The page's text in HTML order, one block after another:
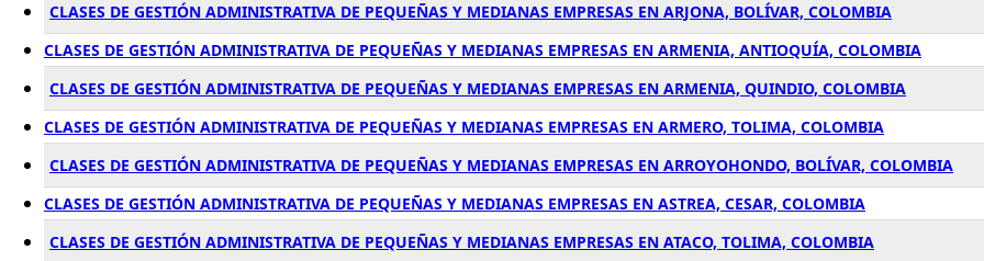
CLASES DE GESTIÓN ADMINISTRATIVA DE PEQUEÑAS Y MEDIANAS EMPRESAS EN ARJONA, BOLÍVAR, COLOMBIA
CLASES DE GESTIÓN ADMINISTRATIVA DE PEQUEÑAS Y MEDIANAS EMPRESAS EN ARMENIA, ANTIOQUÍA, COLOMBIA
CLASES DE GESTIÓN ADMINISTRATIVA DE PEQUEÑAS Y MEDIANAS EMPRESAS EN ARMENIA, QUINDIO, COLOMBIA
CLASES DE GESTIÓN ADMINISTRATIVA DE PEQUEÑAS Y MEDIANAS EMPRESAS EN ARMERO, TOLIMA, COLOMBIA
CLASES DE GESTIÓN ADMINISTRATIVA DE PEQUEÑAS Y MEDIANAS EMPRESAS EN ARROYOHONDO, BOLÍVAR, COLOMBIA
CLASES DE GESTIÓN ADMINISTRATIVA DE PEQUEÑAS Y MEDIANAS EMPRESAS EN ASTREA, CESAR, COLOMBIA
CLASES DE GESTIÓN ADMINISTRATIVA DE PEQUEÑAS Y MEDIANAS EMPRESAS EN ATACO, TOLIMA, COLOMBIA